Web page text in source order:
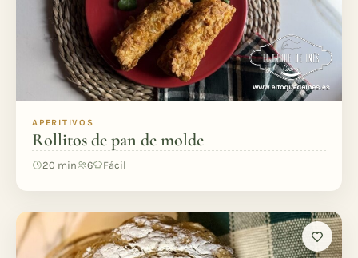
APERITIVOS
Rollitos de pan de molde
20 min 6 Fácil